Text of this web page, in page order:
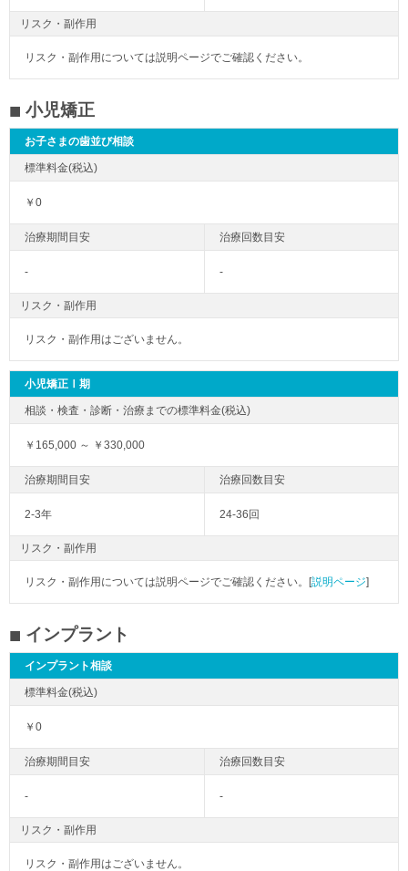
リスク・副作用
リスク・副作用については説明ページでご確認ください。
小児矯正
お子さまの歯並び相談
￥0
- -
リスク・副作用
リスク・副作用はございません。
小児矯正Ⅰ期
￥165,000 ～ ￥330,000
2-3年 24-36回
リスク・副作用
リスク・副作用については説明ページでご確認ください。[説明ページ]
インプラント
インプラント相談
￥0
- -
リスク・副作用
リスク・副作用はございません。